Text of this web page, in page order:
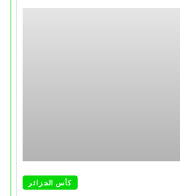
كأس الجزائر